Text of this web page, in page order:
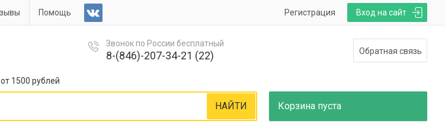
Вход на сайт
Регистрация
Помощь
1500 рублей
Звонок по России бесплатный
8-(846)-207-34-21 (22) Обратная связь
Корзина пуста
НАЙТИ